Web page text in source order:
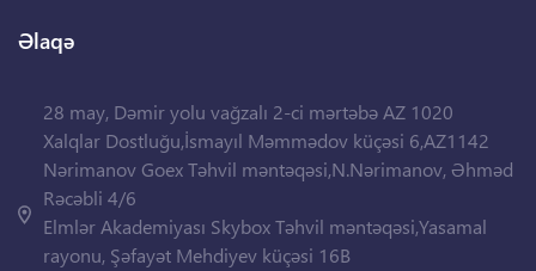
Əlaqə
28 may, Dəmir yolu vağzalı 2-ci mərtəbə AZ 1020
Xalqlar Dostluğu,İsmayıl Məmmədov küçəsi 6,AZ1142
Nərimanov Goex Təhvil məntəqəsi,N.Nərimanov, Əhməd
Rəcəbli 4/6
Elmlər Akademiyası Skybox Təhvil məntəqəsi,Yasamal
rayonu, Şəfayət Mehdiyev küçəsi 16B